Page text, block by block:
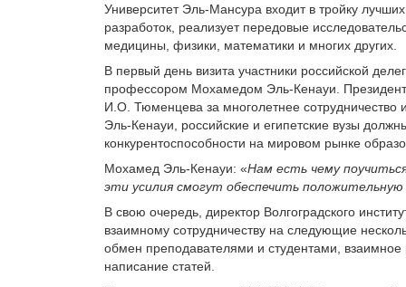
Университет Эль-Мансура входит в тройку
разработок, реализует передовые
медицины, физики, математики и многих других.
В первый день визита участники российской
профессором Мохамедом Эль-Кенауи.
И.О. Тюменцева за многолетнее
Эль-Кенауи, российские и египетские вузы
конкурентоспособности на мировом рынке
Мохамед Эль-Кенауи: «Нам есть чему
эти усилия смогут обеспечить
В свою очередь, директор Волгоградского
взаимному сотрудничеству на следующие
обмен преподавателями и студентами,
написание статей.